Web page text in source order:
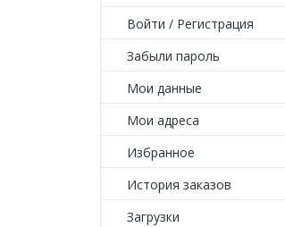
Войти / Регистрация
Забыли пароль
Мои данные
Мои адреса
Избранное
История заказов
Загрузки